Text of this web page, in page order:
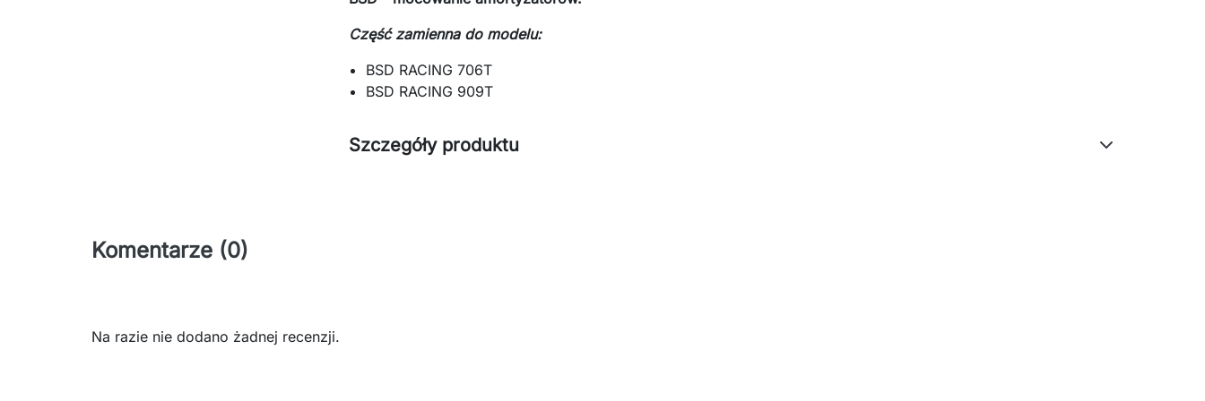
Część zamienna do modelu:
BSD RACING 706T
BSD RACING 909T
Szczegóły produktu
Komentarze (0)
Na razie nie dodano żadnej recenzji.